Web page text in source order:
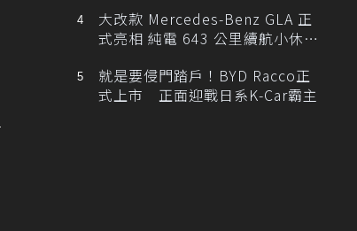
大改款 Mercedes-Benz GLA 正
式亮相 純電 643 公里續航小休
就是要侵門踏戶！BYD Racco正
式上市 正面迎戰日系K-Car霸主